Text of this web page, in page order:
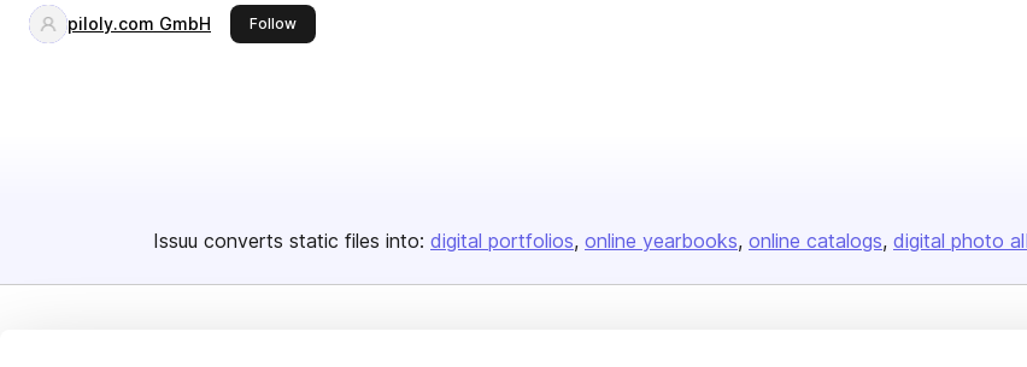
piloly.com GmbH Followthis publisher
Issuu converts static files into: digital portfolios online yearbooks online catalogs digital photo